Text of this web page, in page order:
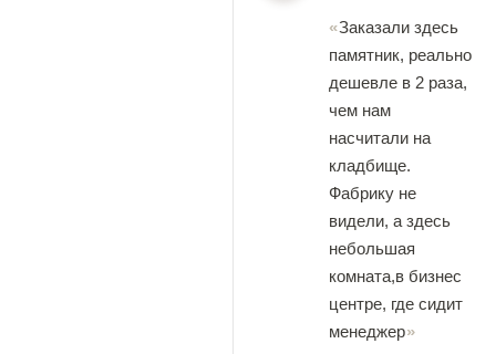
Заказали здесь
памятник, реально
дешевле в 2 раза,
чем нам
насчитали на
кладбище.
Фабрику не
видели, а здесь
небольшая
комната,в бизнес
центре, где сидит
менеджер